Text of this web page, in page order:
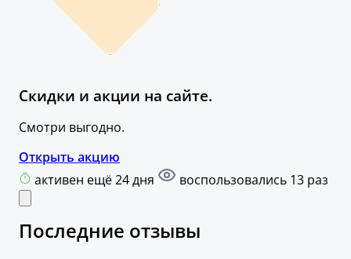
Скидки и акции на сайте.
Смотри выгодно.
Открыть акцию
активен ещё 24 дня
воспользовались 13 раз
Последние отзывы